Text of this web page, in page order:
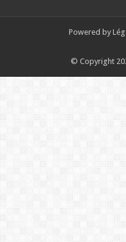
Powered by
© Copyright